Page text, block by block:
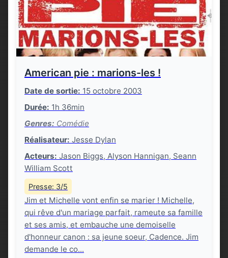
American pie : marions-les !
Date de sortie: 15 octobre 2003
Durée: 1h 36min
Genres: Comédie
Réalisateur: Jesse Dylan
Acteurs: Jason Biggs, Alyson Hannigan, Seann
William Scott
Presse: 3/5
Jim et Michelle vont enfin se marier ! Michelle,
qui rêve d'un mariage parfait, rameute sa famille
et ses amis, et embauche une demoiselle
d'honneur canon : sa jeune soeur, Cadence. Jim
demande le co...